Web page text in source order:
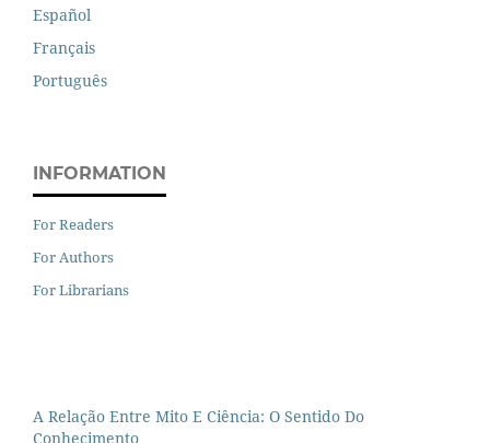
Español
Français
Português
INFORMATION
For Readers
For Authors
For Librarians
A Relação Entre Mito E Ciência: O Sentido Do
Conhecimento